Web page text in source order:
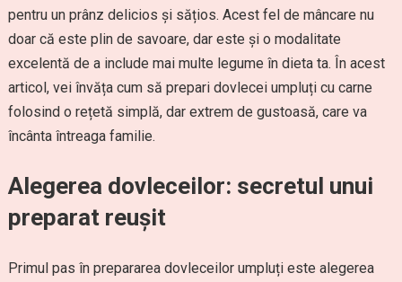
pentru un prânz delicios și sățios. Acest fel de mâncare nu
doar că este plin de savoare, dar este și o modalitate
excelentă de a include mai multe legume în dieta ta. În acest
articol, vei învăța cum să prepari dovlecei umpluți cu carne
folosind o rețetă simplă, dar extrem de gustoasă, care va
încânta întreaga familie.
Alegerea dovleceilor: secretul unui
preparat reușit
Primul pas în prepararea dovleceilor umpluți este alegerea